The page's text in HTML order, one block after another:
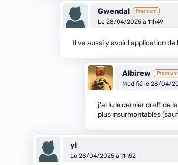
Gwendal Premium
Le 28/04/2025 à 11h49
Il va aussi y avoir l'application de
Albirew Premium
Modifié le 28/04/
j'ai lu le dernier draft de
plus insurmontables
yl
Le 28/04/2025 à 11h52